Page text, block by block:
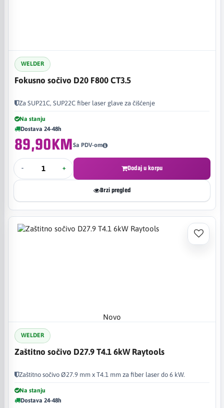
WELDER
Fokusno sočivo D20 F800 CT3.5
Za SUP21C, SUP22C fiber laser glave za čišćenje
Na stanju
Dostava 24-48h
89,90KMSa PDV-om
- + Dodaj u korpu
Brzi pregled
Novo
WELDER
Zaštitno sočivo D27.9 T4.1 6kW Raytools
Zaštitno sočivo Ø27.9 mm x T4.1 mm za fiber laser do 6 kW.
Na stanju
Dostava 24-48h